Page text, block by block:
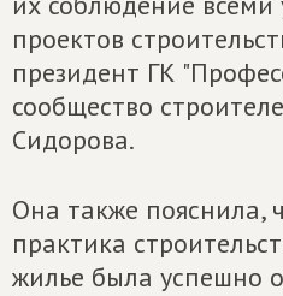
проектов
президент ГК
сообщество
Сидорова.
Она также пояснила,
практика
жилье была успешно